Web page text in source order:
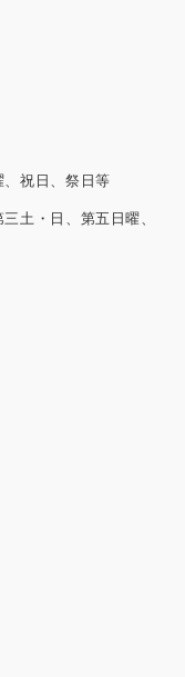
曜、祝日、祭日等
日、第五日曜、